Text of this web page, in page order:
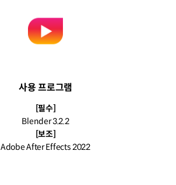
사용 프로그램
[필수]
Blender 3.2.2
[보조]
Adobe After Effects 2022